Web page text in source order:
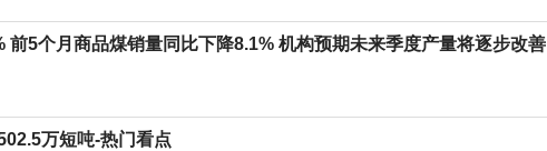
前5个月商品煤销量同比下降8.1% 机构预期未来季度产量将逐步改善
万短吨-热门看点